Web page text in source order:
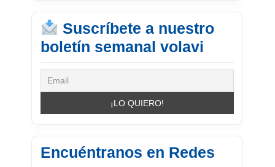
Suscríbete a nuestro
boletín semanal volavi
Encuéntranos en Redes